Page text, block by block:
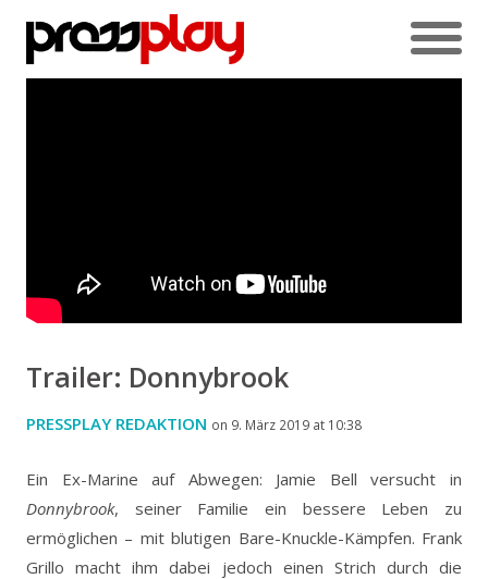
Trailer: Donnybrook
PRESSPLAY REDAKTION on 9. März 2019 at 10:38
Ein Ex-Marine auf Abwegen: Jamie Bell versucht in
Donnybrook, seiner Familie ein bessere Leben zu
ermöglichen – mit blutigen Bare-Knuckle-Kämpfen. Frank
Grillo macht ihm dabei jedoch einen Strich durch die